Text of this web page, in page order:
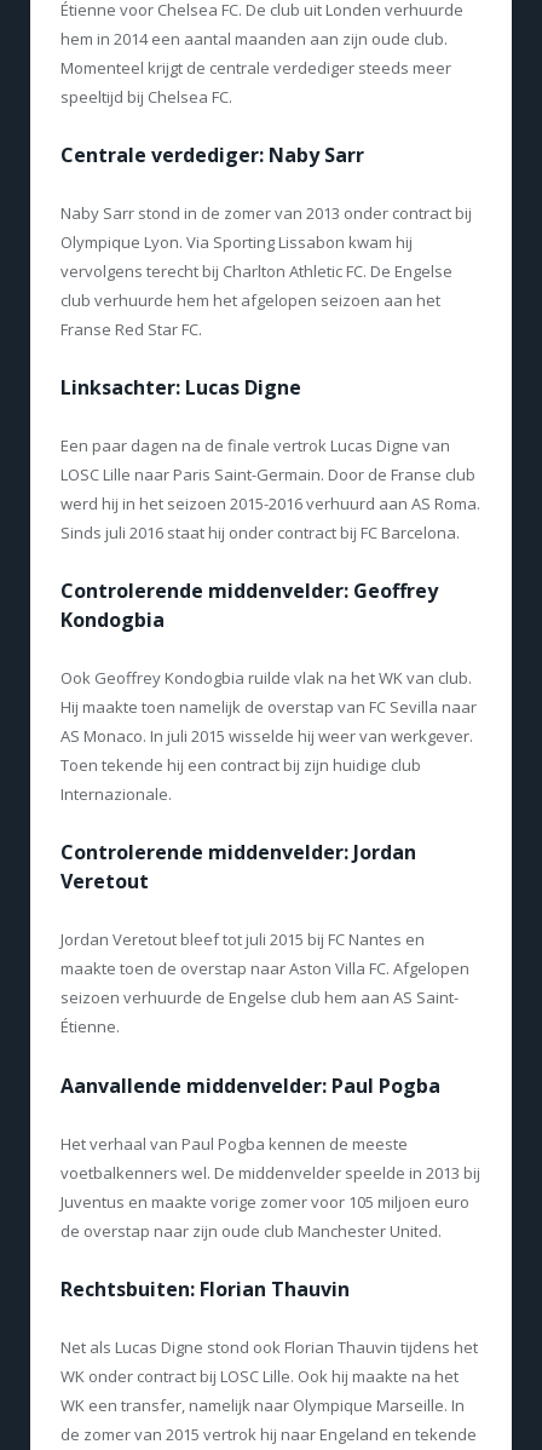
Étienne voor Chelsea FC. De club uit Londen verhuurde
hem in 2014 een aantal maanden aan zijn oude club.
Momenteel krijgt de centrale verdediger steeds meer
speeltijd bij Chelsea FC.
Centrale verdediger: Naby Sarr
Naby Sarr stond in de zomer van 2013 onder contract bij
Olympique Lyon. Via Sporting Lissabon kwam hij
vervolgens terecht bij Charlton Athletic FC. De Engelse
club verhuurde hem het afgelopen seizoen aan het
Franse Red Star FC.
Linksachter: Lucas Digne
Een paar dagen na de finale vertrok Lucas Digne van
LOSC Lille naar Paris Saint-Germain. Door de Franse club
werd hij in het seizoen 2015-2016 verhuurd aan AS Roma.
Sinds juli 2016 staat hij onder contract bij FC Barcelona.
Controlerende middenvelder: Geoffrey
Kondogbia
Ook Geoffrey Kondogbia ruilde vlak na het WK van club.
Hij maakte toen namelijk de overstap van FC Sevilla naar
AS Monaco. In juli 2015 wisselde hij weer van werkgever.
Toen tekende hij een contract bij zijn huidige club
Internazionale.
Controlerende middenvelder: Jordan
Veretout
Jordan Veretout bleef tot juli 2015 bij FC Nantes en
maakte toen de overstap naar Aston Villa FC. Afgelopen
seizoen verhuurde de Engelse club hem aan AS Saint-
Étienne.
Aanvallende middenvelder: Paul Pogba
Het verhaal van Paul Pogba kennen de meeste
voetbalkenners wel. De middenvelder speelde in 2013 bij
Juventus en maakte vorige zomer voor 105 miljoen euro
de overstap naar zijn oude club Manchester United.
Rechtsbuiten: Florian Thauvin
Net als Lucas Digne stond ook Florian Thauvin tijdens het
WK onder contract bij LOSC Lille. Ook hij maakte na het
WK een transfer, namelijk naar Olympique Marseille. In
de zomer van 2015 vertrok hij naar Engeland en tekende